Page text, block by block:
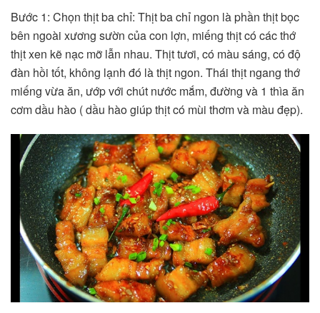
Bước 1: Chọn thịt ba chỉ: Thịt ba chỉ ngon là phần thịt bọc
bên ngoài xương sườn của con lợn, miếng thịt có các thớ
thịt xen kẽ nạc mỡ lẫn nhau. Thịt tươi, có màu sáng, có độ
đàn hồi tốt, không lạnh đó là thịt ngon. Thái thịt ngang thớ
miếng vừa ăn, ướp với chút nước mắm, đường và 1 thìa ăn
cơm dầu hào ( dầu hào giúp thịt có mùi thơm và màu đẹp).